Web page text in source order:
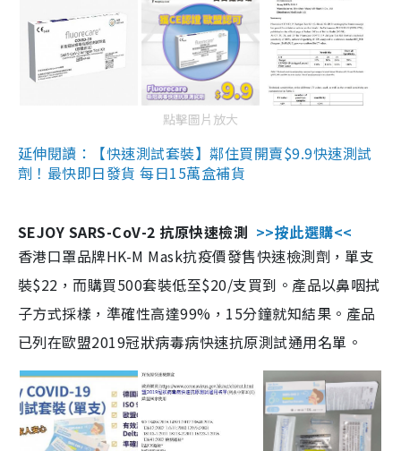
點擊圖片放大
延伸閱讀：【快速測試套裝】鄰住買開賣$9.9快速測試
劑！最快即日發貨 每日15萬盒補貨
SEJOY SARS-CoV-2 抗原快速檢測 >>按此選購<<
香港口罩品牌HK-M Mask抗疫價發售快速檢測劑，單支
裝$22，而購買500套裝低至$20/支買到。產品以鼻咽拭
子方式採樣，準確性高達99%，15分鐘就知結果。產品
已列在歐盟2019冠狀病毒病快速抗原測試通用名單。